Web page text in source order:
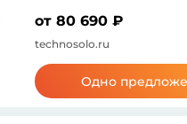
от 80 690 ₽
technosolo.ru
Одно